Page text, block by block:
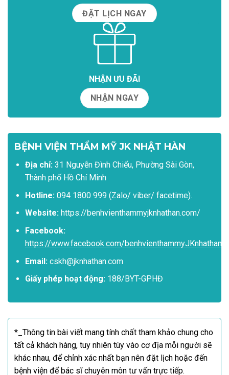
ĐẶT LỊCH NGAY
NHẬN ƯU ĐÃI
NHẬN NGAY
BỆNH VIỆN THẨM MỸ JK NHẬT HÀN
Địa chỉ:31 Nguyễn Đình Chiểu, Phường Sài Gòn,
Thành phố Hồ Chí Minh
Hotline:094 1800 999 (Zalo/ viber/ facetime).
Website:https://benhvienthammyjknhathan.com/
Facebook:
https://www.facebook.com/benhvienthammyJKnhathan
Email:cskh@jknhathan.com
Giấy phép hoạt động:188/BYT-GPHĐ
*_Thông tin bài viết mang tính chất tham khảo chung cho
tất cả khách hàng, tuy nhiên tùy vào cơ địa mỗi người sẽ
khác nhau, để chỉnh xác nhất bạn nên đặt lịch hoặc đến
bệnh viện để bác sĩ chuyên môn tư vấn trực tiếp.